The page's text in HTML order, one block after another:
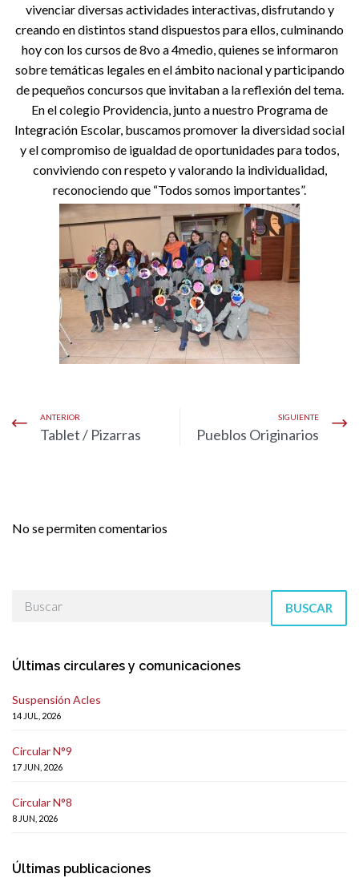
vivenciar diversas actividades interactivas, disfrutando y
creando en distintos stand dispuestos para ellos, culminando
hoy con los cursos de 8vo a 4medio, quienes se informaron
sobre temáticas legales en el ámbito nacional y participando
de pequeños concursos que invitaban a la reflexión del tema.
En el colegio Providencia, junto a nuestro Programa de
Integración Escolar, buscamos promover la diversidad social
y el compromiso de igualdad de oportunidades para todos,
conviviendo con respeto y valorando la individualidad,
reconociendo que “Todos somos importantes”.
ANTERIOR
Tablet / Pizarras
SIGUIENTE
Pueblos Originarios
No se permiten comentarios
BUSCAR
Últimas circulares y comunicaciones
Suspensión Acles
14 JUL, 2026
Circular N°9
17 JUN, 2026
Circular N°8
8 JUN, 2026
Últimas publicaciones